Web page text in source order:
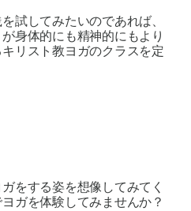
試してみたいのであれば、
身体的にも精神的にもより
リスト教ヨガのクラスを定
をする姿を想像してみてく
ガを体験してみませんか？